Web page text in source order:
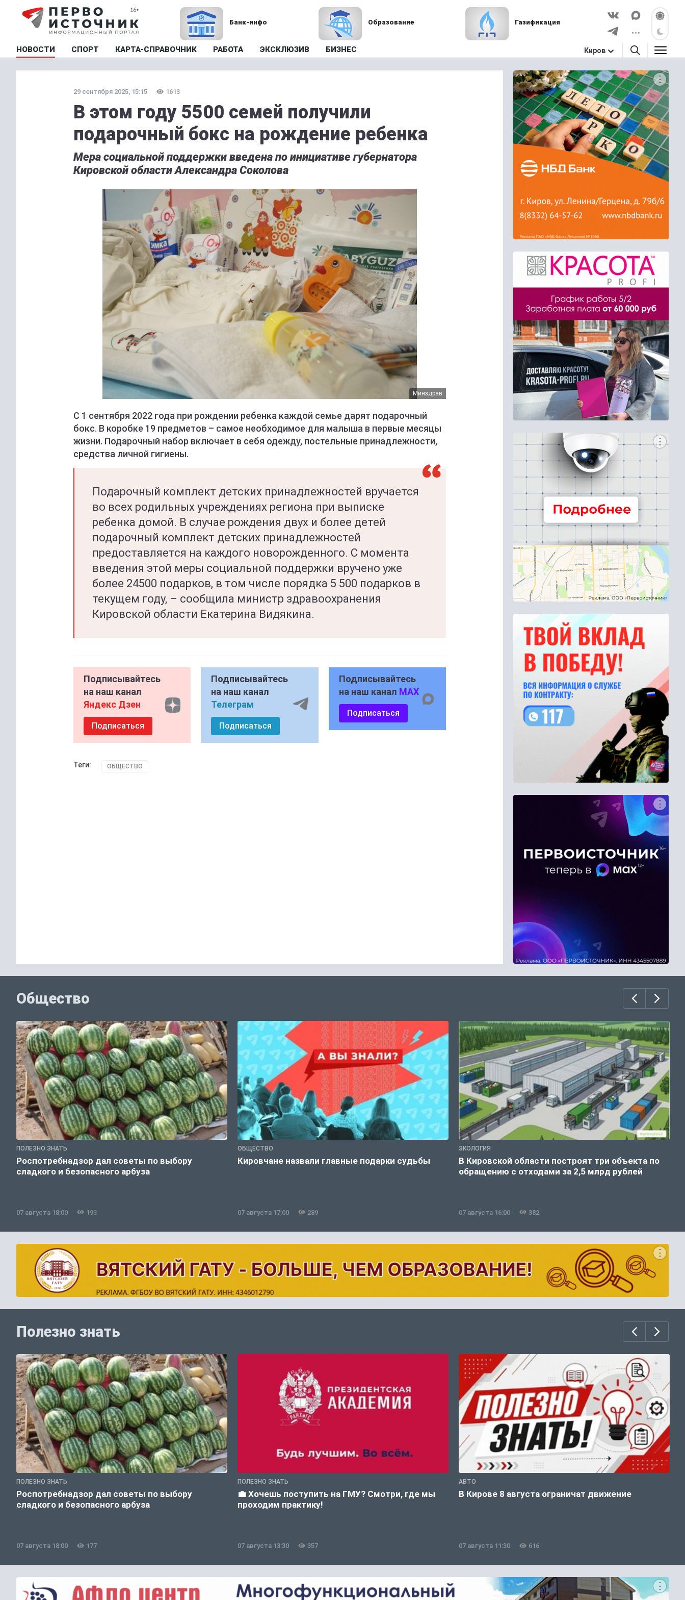
Банк-инфо Образование Газификация
НОВОСТИ СПОРТ КАРТА-СПРАВОЧНИК РАБОТА ЭКСКЛЮЗИВ БИЗНЕС Киров
29 сентября 2025, 15:15 1613
В этом году 5500 семей получили
подарочный бокс на рождение ребенка
Мера социальной поддержки введена по инициативе губернатора
Кировской области Александра Соколова
Минздрав
С 1 сентября 2022 года при рождении ребенка каждой семье дарят подарочный
бокс. В коробке 19 предметов – самое необходимое для малыша в первые месяцы
жизни. Подарочный набор включает в себя одежду, постельные принадлежности,
средства личной гигиены.
Подарочный комплект детских принадлежностей вручается
во всех родильных учреждениях региона при выписке
ребенка домой. В случае рождения двух и более детей
подарочный комплект детских принадлежностей
предоставляется на каждого новорожденного. С момента
введения этой меры социальной поддержки вручено уже
более 24500 подарков, в том числе порядка 5 500 подарков в
текущем году, – сообщила министр здравоохранения
Кировской области Екатерина Видякина.
Подписывайтесь
на наш канал
Яндекс Дзен
Подписаться
Подписывайтесь
на наш канал
Телеграм
Подписаться
Подписывайтесь
на наш канал MAX
Подписаться
Теги: ОБЩЕСТВО
Общество
ПОЛЕЗНО ЗНАТЬ
Роспотребнадзор дал советы по выбору
сладкого и безопасного арбуза
07 августа 18:00 193
ОБЩЕСТВО
Кировчане назвали главные подарки судьбы
07 августа 17:00 289
ЭКОЛОГИЯ
В Кировской области построят три объекта по
обращению с отходами за 2,5 млрд рублей
07 августа 16:00 382
Полезно знать
ПОЛЕЗНО ЗНАТЬ
Роспотребнадзор дал советы по выбору
сладкого и безопасного арбуза
07 августа 18:00 177
ПОЛЕЗНО ЗНАТЬ
💼 Хочешь поступить на ГМУ? Смотри, где мы
проходим практику!
07 августа 13:30 357
АВТО
В Кирове 8 августа ограничат движение
07 августа 11:30 616